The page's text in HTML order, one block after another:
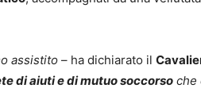
assistito – ha dichiarato il
di aiuti e di mutuo soccorso che